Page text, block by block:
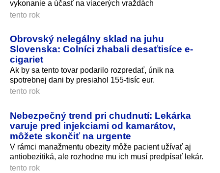
vykonanie a účasť na viacerých vraždách
tento rok
Obrovský nelegálny sklad na juhu
Slovenska: Colníci zhabali desaťtisíce e-
cigariet
Ak by sa tento tovar podarilo rozpredať, únik na
spotrebnej dani by presiahol 155-tisíc eur.
tento rok
Nebezpečný trend pri chudnutí: Lekárka
varuje pred injekciami od kamarátov,
môžete skončiť na urgente
V rámci manažmentu obezity môže pacient užívať aj
antiobezitiká, ale rozhodne mu ich musí predpísať lekár.
tento rok